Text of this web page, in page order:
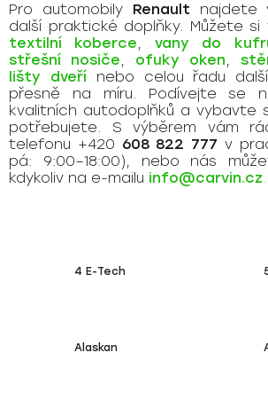
Pro automobily Renaultnajdete
další praktické doplňky. Můžete si
textilní koberce, vany do
střešní nosiče, ofuky oken,
lišty dveřínebo celou řadu
přesně na míru. Podívejte se
kvalitních autodoplňků a vybavte
potřebujete. S výběrem vám
telefonu +420 608 822 777 v
pá: 9:00–18:00), nebo nás
kdykoliv na e-mailu info@carvin.cz.
4 E-Tech
Alaskan